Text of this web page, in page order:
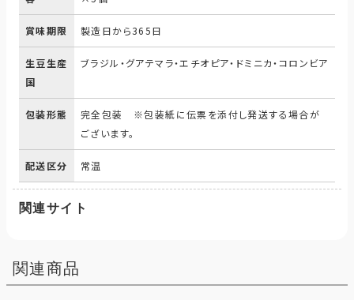
賞味期限 製造日から365日
生豆生産
国
ブラジル・グアテマラ・エチオピア・ドミニカ・コロンビア
包装形態
完全包装 ※包装紙に伝票を添付し発送する場合が
ございます。
配送区分 常温
関連サイト
関連商品